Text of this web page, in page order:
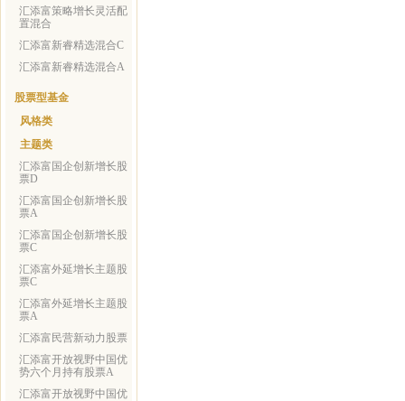
汇添富策略增长灵活配
置混合
汇添富新睿精选混合C
汇添富新睿精选混合A
股票型基金
风格类
主题类
汇添富国企创新增长股
票D
汇添富国企创新增长股
票A
汇添富国企创新增长股
票C
汇添富外延增长主题股
票C
汇添富外延增长主题股
票A
汇添富民营新动力股票
汇添富开放视野中国优
势六个月持有股票A
汇添富开放视野中国优